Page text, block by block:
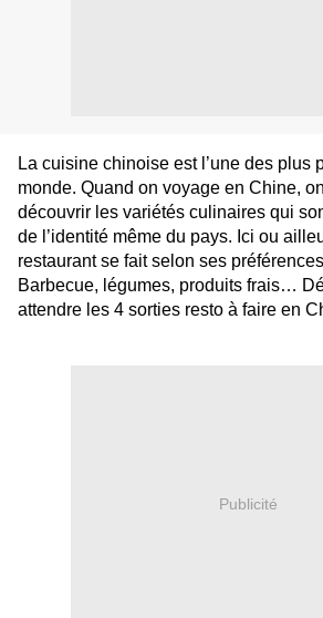
La cuisine chinoise est l’une des plus
monde. Quand on voyage en Chine,
découvrir les variétés culinaires qui
de l’identité même du pays. Ici ou
restaurant se fait selon ses
Barbecue, légumes, produits frais…
attendre les 4 sorties resto à faire en
Publicité